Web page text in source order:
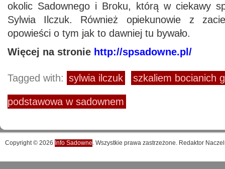
okolic Sadownego i Broku, którą w ciekawy
Sylwia Ilczuk. Również opiekunowie z
opowieści o tym jak to dawniej tu bywało.
Więcej na stronie http://spsadowne.pl/
Tagged with: sylwia ilczuk szkaliem bocianich
podstawowa w sadownem
Copyright © 2026 Info Sadowne. Wszystkie prawa zastrzeżone. Redaktor